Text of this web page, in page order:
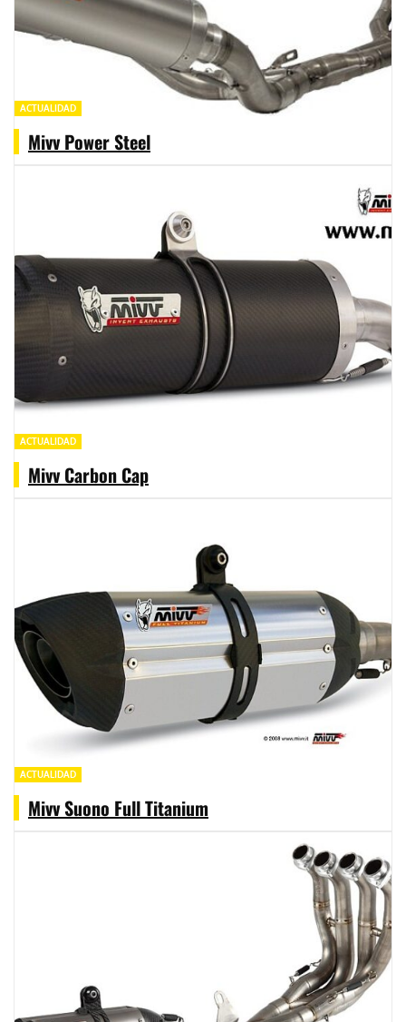
ACTUALIDAD
Mivv Power Steel
ACTUALIDAD
Mivv Carbon Cap
ACTUALIDAD
Mivv Suono Full Titanium